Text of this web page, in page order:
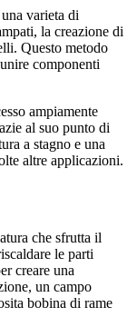
varieta di
la creazione di
Questo metodo
componenti
ampiamente
al suo punto di
a stagno e una
altre applicazioni.
che sfrutta il
le parti
creare una
un campo
bobina di rame